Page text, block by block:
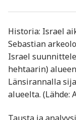
Historia: Israel
Sebastian
Israel
hehtaarin)
Länsirannalla
alueelta. (Lähde: